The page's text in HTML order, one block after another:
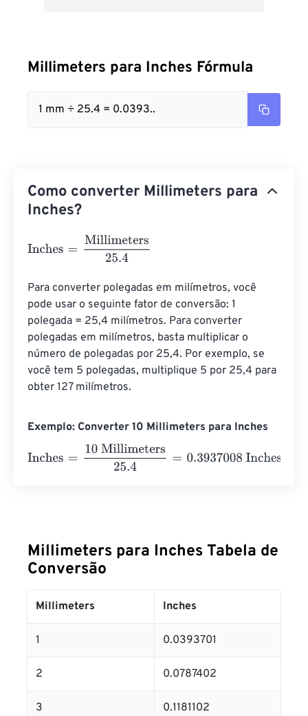
Millimeters para Inches Fórmula
1 mm ÷ 25.4 = 0.0393..
Como converter Millimeters para
Inches?
Inches Millimeters25.4
Para converter polegadas em milímetros, você
pode usar o seguinte fator de conversão: 1
polegada = 25,4 milímetros. Para converter
polegadas em milímetros, basta multiplicar o
número de polegadas por 25,4. Por exemplo, se
você tem 5 polegadas, multiplique 5 por 25,4 para
obter 127 milímetros.
Exemplo: Converter 10 Millimeters para Inches
Inches
10 Millimeters25.4= 0.3937008 Inches
Millimeters para Inches Tabela de
Conversão
Millimeters Inches
1 0.0393701
2 0.0787402
3 0.1181102